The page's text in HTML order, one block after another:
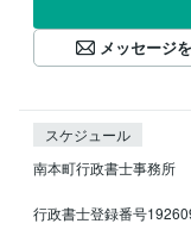
メッセージ
スケジュール
南本町行政書士事務所
行政書士登録番号